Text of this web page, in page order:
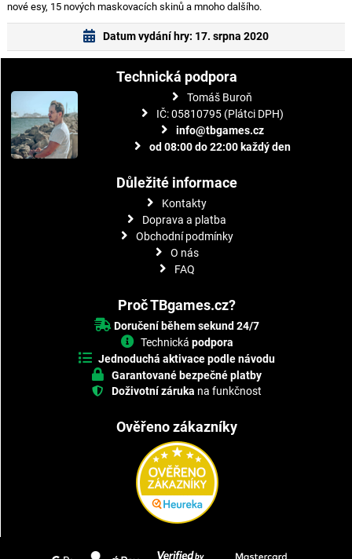
nové esy, 15 nových maskovacích skinů a mnoho dalšího.
Datum vydání hry: 17. srpna 2020
Technická podpora
Tomáš Buroň
IČ: 05810795 (Plátci DPH)
info@tbgames.cz
od 08:00 do 22:00 každý den
Důležité informace
Kontakty
Doprava a platba
Obchodní podmínky
O nás
FAQ
Proč TBgames.cz?
Doručení během sekund 24/7
Technická podpora
Jednoduchá aktivace podle návodu
Garantované bezpečné platby
Doživotní záruka na funkčnost
Ověřeno zákazníky